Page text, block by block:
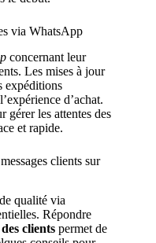
via WhatsApp
concernant leur
Les mises à jour
expéditions
d’achat.
les attentes des
et rapide.
clients sur
qualité via
Répondre
des clients permet de